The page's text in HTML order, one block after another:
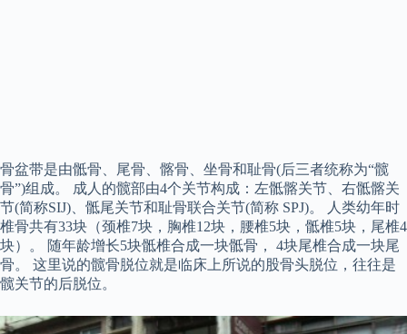
骨盆带是由骶骨、尾骨、髂骨、坐骨和耻骨(后三者统称为“髋
骨”)组成。 成人的髋部由4个关节构成：左骶髂关节、右骶髂关
节(简称SIJ)、骶尾关节和耻骨联合关节(简称 SPJ)。 人类幼年时
椎骨共有33块（颈椎7块，胸椎12块，腰椎5块，骶椎5块，尾椎4
块）。 随年龄增长5块骶椎合成一块骶骨， 4块尾椎合成一块尾
骨。 这里说的髋骨脱位就是临床上所说的股骨头脱位，往往是
髋关节的后脱位。